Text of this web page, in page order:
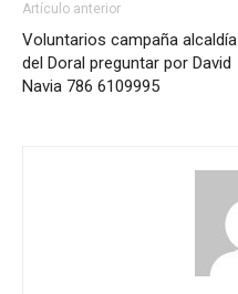
Artículo anterior
Voluntarios campaña alcaldía
del Doral preguntar por David
Navia 786 6109995